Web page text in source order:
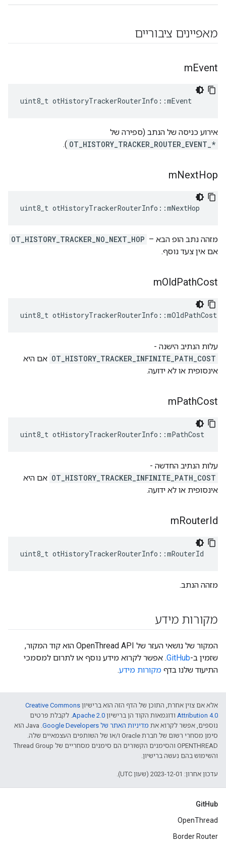
מאפיינים ציבוריים
mEvent
uint8_t otHistoryTrackerRouterInfo ::mEvent
אירוע כניסה של הנתב (ספירה של
OT_HISTORY_TRACKER_ROUTER_EVENT_*
).
mNextHop
uint8_t otHistoryTrackerRouterInfo ::mNextHop
מזהה נתב הופ הבא – OT_HISTORY_TRACKER_NO_NEXT_HOP
אם אין צעד נוסף.
mOldPathCost
uint8_t otHistoryTrackerRouterInfo ::mOldPathCost
עלות הנתיב הישנה -
OT_HISTORY_TRACKER_INFINITE_PATH_COST אם היא
אינסופית או לא ידועה.
mPathCost
uint8_t otHistoryTrackerRouterInfo ::mPathCost
עלות הנתיב החדשה -
OT_HISTORY_TRACKER_INFINITE_PATH_COST אם היא
אינסופית או לא ידועה.
mRouterId
uint8_t otHistoryTrackerRouterInfo ::mRouterId
מזהה הנתב.
מקורות מידע
המקור של נושאי העזר של OpenThread API הוא קוד המקור,
שזמין ב-GitHub. אפשר לקרוא מידע נוסף או לתרום למסמכי
התיעוד שלנו בדף מקורות מידע.
אלא אם צוין אחרת, התוכן של הדף הזה הוא ברישיון Creative Commons
Attribution 4.0‏ ודוגמאות הקוד הן ברישיון Apache 2.0‏. לקבלת פרטים
נוספים, אפשר לקרוא את מדיניות האתר של Google Developers‏
.‏ Java הוא
סימן מסחרי רשום של חברת Oracle ו/או של השותפים העצמאיים שלה.
‫OPENTHREAD והסימנים הקשורים הם סימנים מסחריים של Thread Group
והשימוש בהם נעשה ברישיון.
עדכון אחרון: 2023-12-01 (שעון UTC).
GitHub
OpenThread
Border Router